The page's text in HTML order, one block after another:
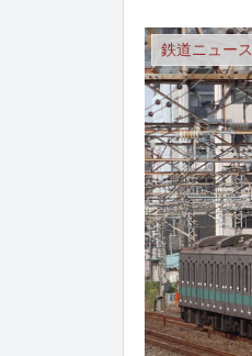
鉄道ニュース